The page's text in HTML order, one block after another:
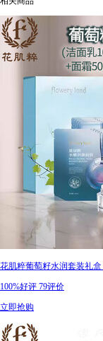
花肌粹葡萄籽水润套装礼
100%好评 79评价
立即抢购